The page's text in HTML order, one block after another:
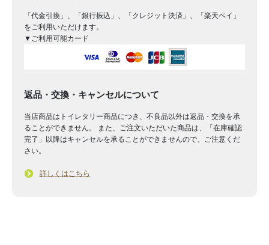
「代金引換」、「銀行振込」、「クレジット決済」、「楽天ペイ」
をご利用いただけます。
▼ご利用可能カード
返品・交換・キャンセルについて
当店商品はトイレタリー商品につき、不良品以外は返品・交換を承
ることができません。 また、ご注文いただいた商品は、「在庫確認
完了」以降はキャンセルを承ることができませんので、ご注意くだ
さい。
詳しくはこちら